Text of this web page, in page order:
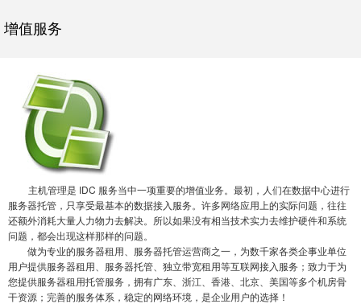
增值服务
主机管理是 IDC 服务当中一项重要的增值业务。最初，人们在数据中心进行
服务器托管，只享受最基本的数据接入服务。许多网络应用上的实际问题，往往
还额外消耗大量人力物力去解决。所以如果没有相当技术实力去维护硬件和系统
问题，都会出现这样那样的问题。
做为专业的服务器租用、服务器托管运营商之一，为数千家各类企事业单位
用户提供服务器租用、服务器托管、独立带宽租用等互联网接入服务；致力于为
您提供服务器租用托管服务，拥有广东、浙江、香港、北京、美国等多个机房骨
干资源；完善的服务体系，稳定的网络环境，是企业用户的选择！